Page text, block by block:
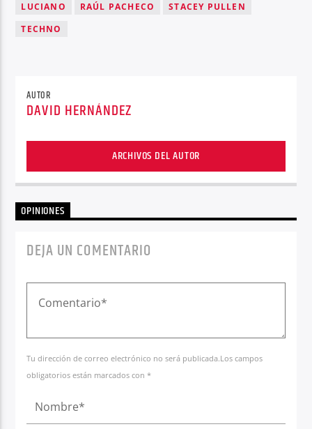
LUCIANO
RAÚL PACHECO
STACEY PULLEN
TECHNO
AUTOR
DAVID HERNÁNDEZ
ARCHIVOS DEL AUTOR
OPINIONES
DEJA UN COMENTARIO
Tu dirección de correo electrónico no será publicada.Los campos
obligatorios están marcados con *